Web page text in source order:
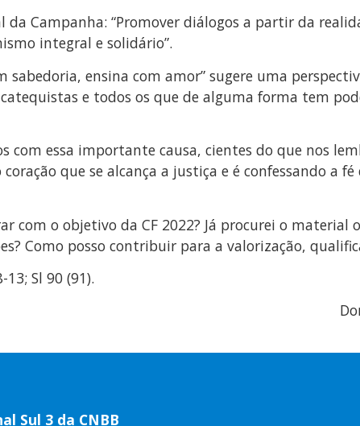
Campanha: “Promover diálogos a partir da
integral e solidário”.
sabedoria, ensina com amor” sugere uma
e todos os que de alguma forma tem
essa importante causa, cientes do que nos
que se alcança a justiça e é confessando a fé
com o objetivo da CF 2022? Já procurei o material
Como posso contribuir para a valorização,
Sl 90 (91).
Sul 3 da CNBB